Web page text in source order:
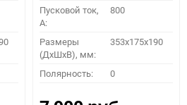
Пусковой ток,
A:
800
Размеры
(ДхШхВ), мм:
353x175x190
Полярность: 0